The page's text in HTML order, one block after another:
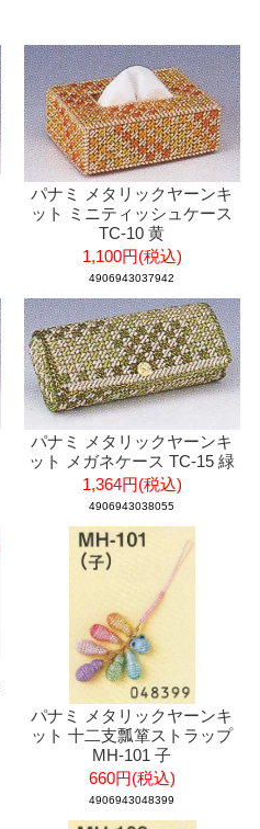
パナミ メタリックヤーンキ
ット ミニティッシュケース
TC-10 黄
1,100円(税込)
4906943037942
パナミ メタリックヤーンキ
ット メガネケース TC-15 緑
1,364円(税込)
4906943038055
パナミ メタリックヤーンキ
ット 十二支瓢箪ストラップ
MH-101 子
660円(税込)
4906943048399